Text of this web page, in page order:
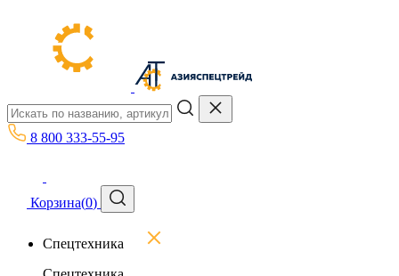
8 800 333-55-95
Корзина(0)
Спецтехника